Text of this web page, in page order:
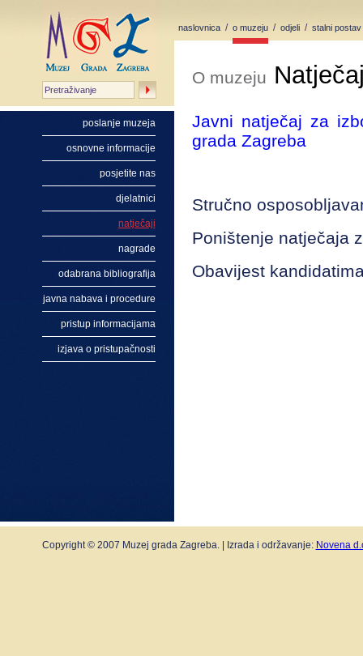
poslanje muzeja
osnovne informacije
posjetite nas
djelatnici
natječaji
nagrade
odabrana bibliografija
javna nabava i procedure
pristup informacijama
izjava o pristupačnosti
naslovnica / o muzeju / odjeli / stalni postav
O muzeju
Javni natječaj za
grada Zagreba
Stručno
Poništenje natječaja
Obavijest
Copyright © 2007 Muzej grada Zagreba. | Izrada i održavanje: Novena